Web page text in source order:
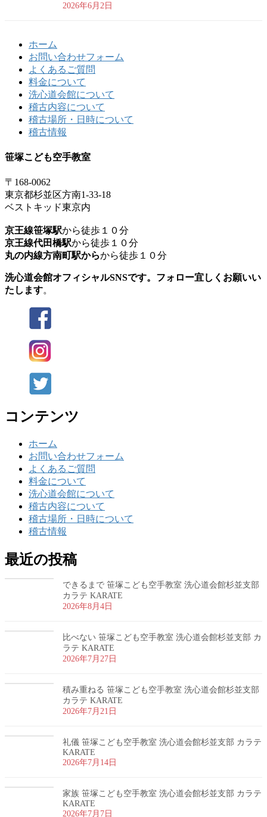
2026年6月2日
ホーム
お問い合わせフォーム
よくあるご質問
料金について
洗心道会館について
稽古内容について
稽古場所・日時について
稽古情報
笹塚こども空手教室
〒168-0062
東京都杉並区方南1-33-18
ベストキッド東京内
京王線笹塚駅から徒歩１０分
京王線代田橋駅から徒歩１０分
丸の内線方南町駅からから徒歩１０分
洗心道会館オフィシャルSNSです。フォロー宜しくお願いい
たします。
コンテンツ
ホーム
お問い合わせフォーム
よくあるご質問
料金について
洗心道会館について
稽古内容について
稽古場所・日時について
稽古情報
最近の投稿
できるまで 笹塚こども空手教室 洗心道会館杉並支部
カラテ KARATE
2026年8月4日
比べない 笹塚こども空手教室 洗心道会館杉並支部 カ
ラテ KARATE
2026年7月27日
積み重ねる 笹塚こども空手教室 洗心道会館杉並支部
カラテ KARATE
2026年7月21日
礼儀 笹塚こども空手教室 洗心道会館杉並支部 カラテ
KARATE
2026年7月14日
家族 笹塚こども空手教室 洗心道会館杉並支部 カラテ
KARATE
2026年7月7日